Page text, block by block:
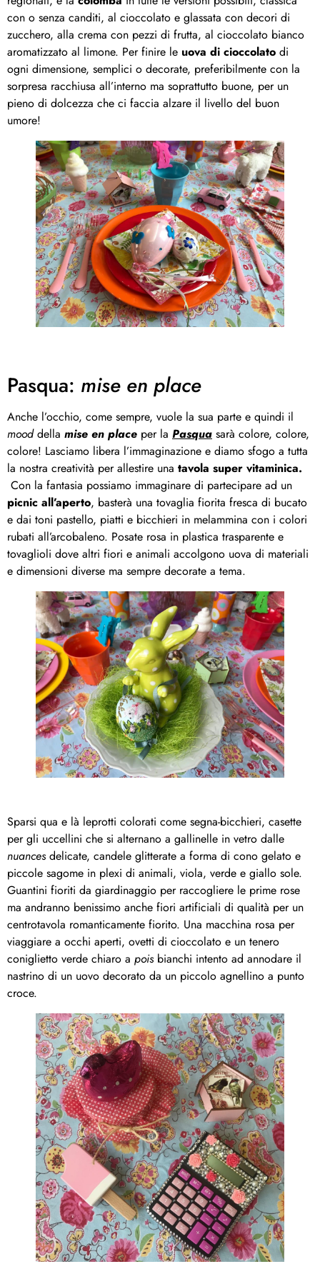
con o senza canditi, al cioccolato e glassata con decori di
zucchero, alla crema con pezzi di frutta, al cioccolato bianco
aromatizzato al limone. Per finire le uova di cioccolato di
ogni dimensione, semplici o decorate, preferibilmente con la
sorpresa racchiusa all’interno ma soprattutto buone, per un
pieno di dolcezza che ci faccia alzare il livello del buon
umore!
Pasqua: mise en place
Anche l’occhio, come sempre, vuole la sua parte e quindi il
mooddella mise en place per la Pasqua sarà colore, colore,
colore! Lasciamo libera l’immaginazione e diamo sfogo a tutta
la nostra creatività per allestire una tavola super vitaminica.
Con la fantasia possiamo immaginare di partecipare ad un
picnic all’aperto, basterà una tovaglia fiorita fresca di bucato
e dai toni pastello, piatti e bicchieri in melammina con i colori
rubati all’arcobaleno. Posate rosa in plastica trasparente e
tovaglioli dove altri fiori e animali accolgono uova di materiali
e dimensioni diverse ma sempre decorate a tema.
Sparsi qua e là leprotti colorati come segna-bicchieri, casette
per gli uccellini che si alternano a gallinelle in vetro dalle
nuancesdelicate, candele glitterate a forma di cono gelato e
piccole sagome in plexi di animali, viola, verde e giallo sole.
Guantini fioriti da giardinaggio per raccogliere le prime rose
ma andranno benissimo anche fiori artificiali di qualità per un
centrotavola romanticamente fiorito. Una macchina rosa per
viaggiare a occhi aperti, ovetti di cioccolato e un tenero
coniglietto verde chiaro a pois bianchi intento ad annodare il
nastrino di un uovo decorato da un piccolo agnellino a punto
croce.